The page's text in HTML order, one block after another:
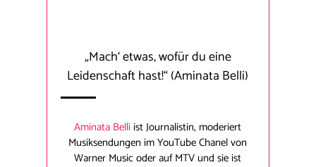
„Mach‘ etwas, wofür du eine
Leidenschaft hast!“(Aminata Belli)
Aminata Belliist Journalistin, moderiert
Musiksendungen im YouTube Chanel von
Warner Music oder auf MTV und sie ist